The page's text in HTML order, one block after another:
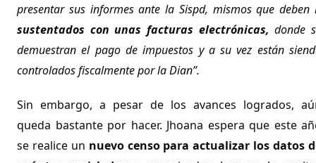
presentar sus informes ante la Sispd, mismos que deben
sustentados con unas facturas electrónicas, donde
demuestran el pago de impuestos y a su vez están
controlados fiscalmente por la Dian”.
Sin embargo, a pesar de los avances logrados,
queda bastante por hacer. Jhoana espera que este
se realice un nuevo censo para actualizar los datos